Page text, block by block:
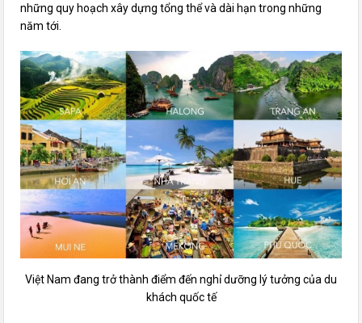
những quy hoạch xây dựng tổng thể và dài hạn trong những
năm tới.
Việt Nam đang trở thành điểm đến nghỉ dưỡng lý tưởng của du
khách quốc tế